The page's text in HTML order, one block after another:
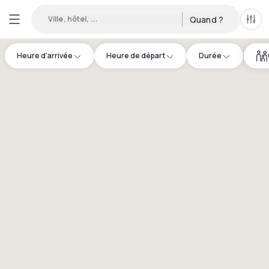
Ville, hôtel, ... Quand ?
Heure d'arrivée Heure de départ Durée